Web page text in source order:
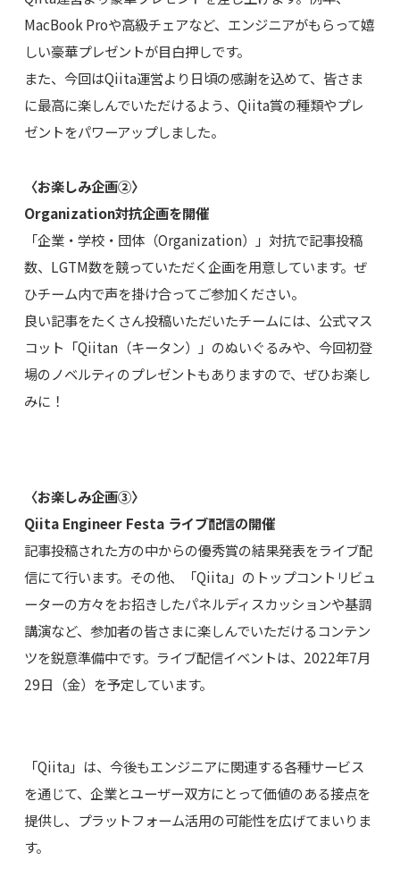
MacBook Proや高級チェアなど、エンジニアがもらって嬉
しい豪華プレゼントが目白押しです。
また、今回はQiita運営より日頃の感謝を込めて、皆さま
に最高に楽しんでいただけるよう、Qiita賞の種類やプレ
ゼントをパワーアップしました。
〈お楽しみ企画②〉
Organization対抗企画を開催
「企業・学校・団体（Organization）」対抗で記事投稿
数、LGTM数を競っていただく企画を用意しています。ぜ
ひチーム内で声を掛け合ってご参加ください。
良い記事をたくさん投稿いただいたチームには、公式マス
コット「Qiitan（キータン）」のぬいぐるみや、今回初登
場のノベルティのプレゼントもありますので、ぜひお楽し
みに！
〈お楽しみ企画③〉
Qiita Engineer Festa ライブ配信の開催
記事投稿された方の中からの優秀賞の結果発表をライブ配
信にて行います。その他、「Qiita」のトップコントリビュ
ーターの方々をお招きしたパネルディスカッションや基調
講演など、参加者の皆さまに楽しんでいただけるコンテン
ツを鋭意準備中です。ライブ配信イベントは、2022年7月
29日（金）を予定しています。
「Qiita」は、今後もエンジニアに関連する各種サービス
を通じて、企業とユーザー双方にとって価値のある接点を
提供し、プラットフォーム活用の可能性を広げてまいりま
す。